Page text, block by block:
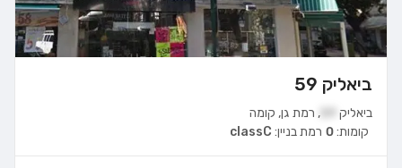
ביאליק 59
ביאליק , רמת גן, קומה
רמת בניין: classC קומות:0